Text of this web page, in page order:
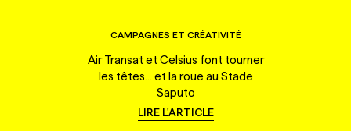
CAMPAGNES ET CRÉATIVITÉ
Air Transat et Celsius font tourner
les têtes... et la roue au Stade
Saputo
LIRE L'ARTICLE